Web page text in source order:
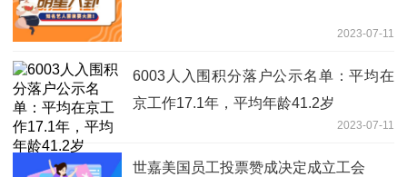
2023-07-11
6003人入围积分落户公示名单：平均在
京工作17.1年，平均年龄41.2岁
2023-07-11
世嘉美国员工投票赞成决定成立工会